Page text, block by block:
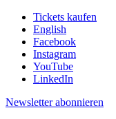
Tickets kaufen
English
Facebook
Instagram
YouTube
LinkedIn
Newsletter abonnieren